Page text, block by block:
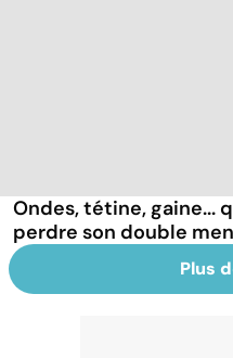
Ondes, tétine, gaine...
perdre son double
Plus